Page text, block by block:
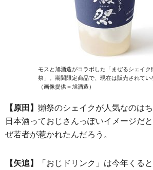
モスと旭酒造がコラボした「まぜるシェイク
祭」。期間限定商品で、現在は販売されてい
（画像提供＝旭酒造）
【原田】 獺祭のシェイクが人気なのは
日本酒っておじさんっぽいイメージだ
ぜ若者が惹かれたんだろう。
【矢追】 「おじドリンク」は今年くる